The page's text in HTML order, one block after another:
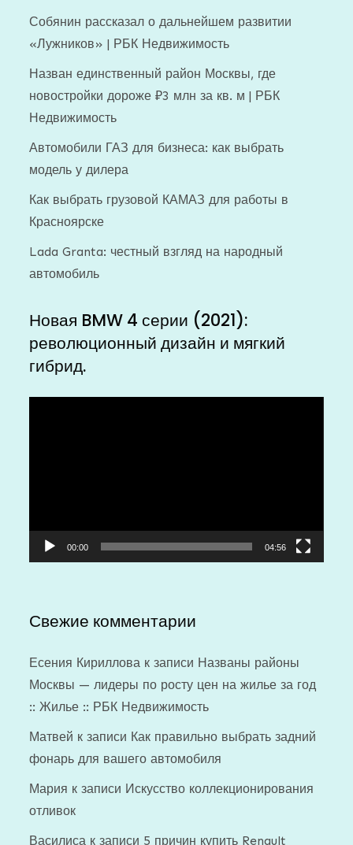
Собянин рассказал о дальнейшем развитии
«Лужников» | РБК Недвижимость
Назван единственный район Москвы, где
новостройки дороже ₽3 млн за кв. м | РБК
Недвижимость
Автомобили ГАЗ для бизнеса: как выбрать
модель у дилера
Как выбрать грузовой КАМАЗ для работы в
Красноярске
Lada Granta: честный взгляд на народный
автомобиль
Новая BMW 4 серии (2021):
революционный дизайн и мягкий
гибрид.
00:00 04:56
Свежие комментарии
Есения Кириллова к записи Названы районы
Москвы — лидеры по росту цен на жилье за год
:: Жилье :: РБК Недвижимость
Матвей к записи Как правильно выбрать задний
фонарь для вашего автомобиля
Мария к записи Искусство коллекционирования
отливок
Василиса к записи 5 причин купить Renault